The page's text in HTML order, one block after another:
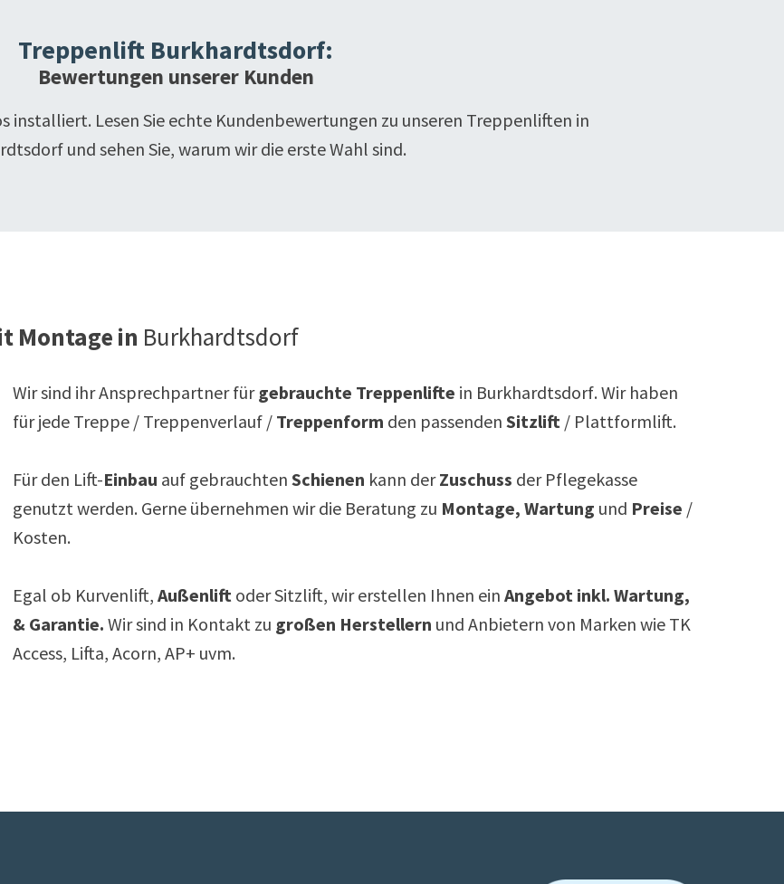
Treppenlift Burkhardtsdorf:
Bewertungen unserer Kunden
installiert. Lesen Sie echte Kundenbewertungen zu unseren Treppenliften in
und sehen Sie, warum wir die erste Wahl sind.
Montage in Burkhardtsdorf
Wir sind ihr Ansprechpartner fürgebrauchte Treppenlifte in Burkhardtsdorf. Wir haben
für jede Treppe / Treppenverlauf / Treppenform den passenden Sitzlift / Plattformlift.
Für den Lift-Einbau auf gebrauchten Schienen kann derZuschuss der Pflegekasse
genutzt werden. Gerne übernehmen wir die Beratung zu Montage, Wartung und Preise /
Kosten.
Egal ob Kurvenlift, Außenlift oder Sitzlift, wir erstellen Ihnen ein Angebot inkl. Wartung,
& Garantie. Wir sind in Kontakt zu großen Herstellern und Anbietern von Marken wie TK
Access, Lifta, Acorn, AP+ uvm.